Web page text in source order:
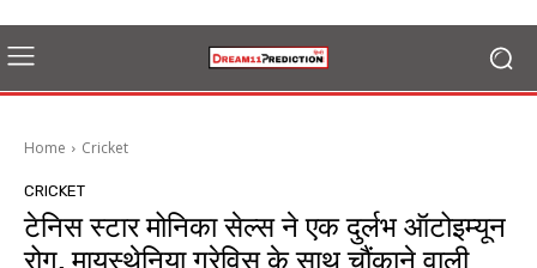
Home Cricket
CRICKET
टेनिस स्टार मोनिका सेल्स ने एक दुर्लभ ऑटोइम्यून
रोग, मायस्थेनिया ग्रेविस के साथ चौंकाने वाली